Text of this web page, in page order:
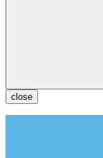
close